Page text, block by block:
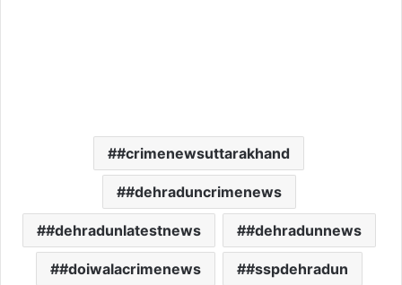
#crimenewsuttarakhand
#dehraduncrimenews
#dehradunlatestnews #dehradunnews
#doiwalacrimenews #sspdehradun